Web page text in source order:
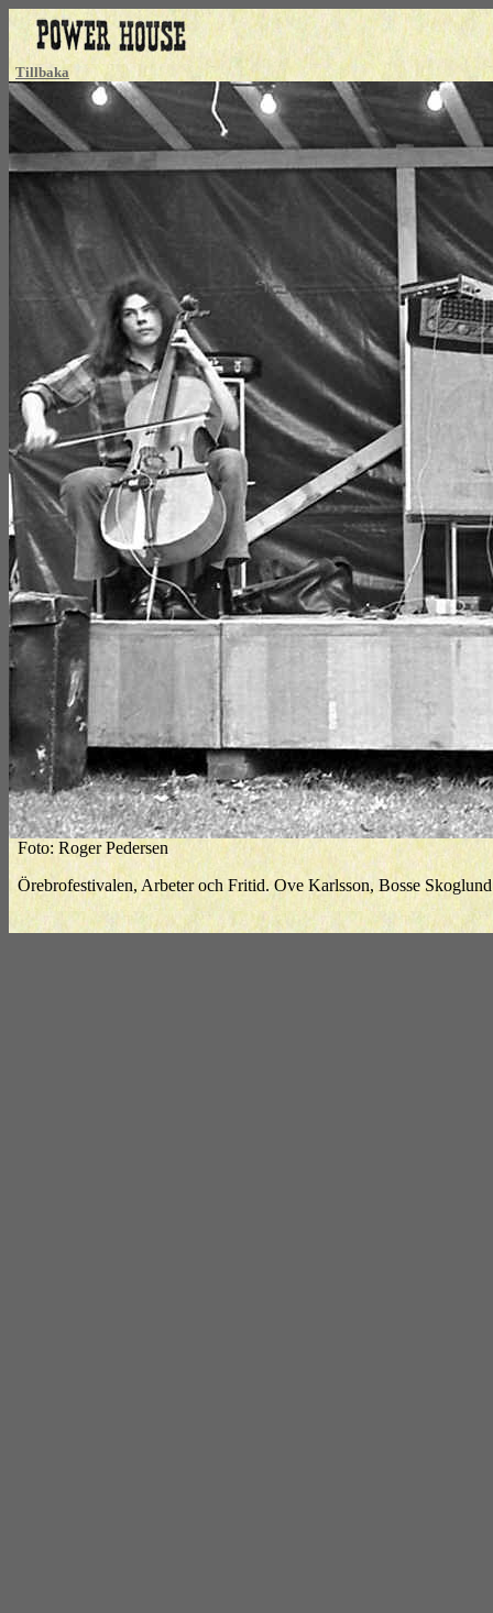
Tillbaka
Foto: Roger Pedersen
Örebrofestivalen, Arbeter och Fritid. Ove Karlsson, Bosse